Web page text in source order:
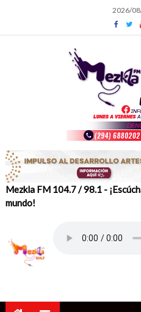
content
2026/
Mezkla FM 104.7 / 98.1 -
mundo!